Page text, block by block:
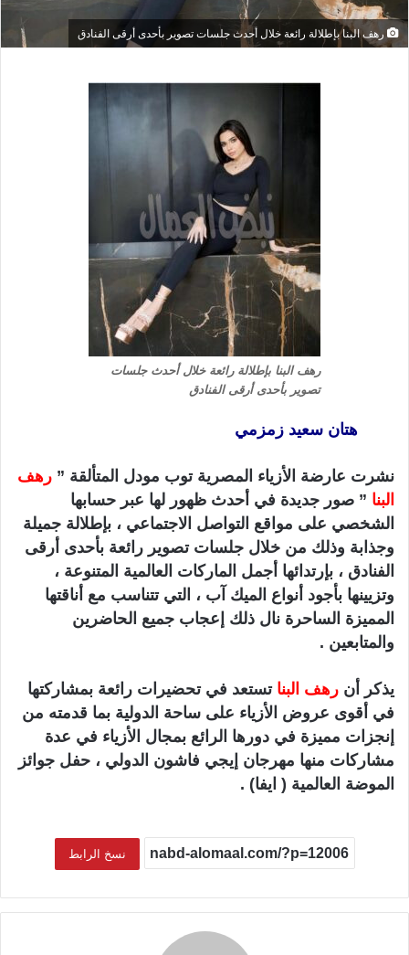
ك
ت
و
رهف البنا بإطلالة رائعة خلال أحدث جلسات تصوير بأحدى أرقى الفنادق
رهف البنا بإطلالة رائعة خلال أحدث جلسات
تصوير بأحدى أرقى الفنادق
هتان سعيد زمزمي
نشرت عارضة الأزياء المصرية توب مودل المتألقة ” رهف
البنا ” صور جديدة في أحدث ظهور لها عبر حسابها
الشخصي على مواقع التواصل الاجتماعي ، بإطلالة جميلة
وجذابة وذلك من خلال جلسات تصوير رائعة بأحدى أرقى
الفنادق ، بإرتدائها أجمل الماركات العالمية المتنوعة ،
وتزيينها بأجود أنواع الميك آب ، التي تتناسب مع أناقتها
المميزة الساحرة نال ذلك إعجاب جميع الحاضرين
والمتابعين .
يذكر أن رهف البنا تستعد في تحضيرات رائعة بمشاركتها
في أقوى عروض الأزياء على ساحة الدولية بما قدمته من
إنجزات مميزة في دورها الرائع بمجال الأزياء في عدة
مشاركات منها مهرجان إيجي فاشون الدولي ، حفل جوائز
الموضة العالمية ( ايفا) .
نسخ الرابط